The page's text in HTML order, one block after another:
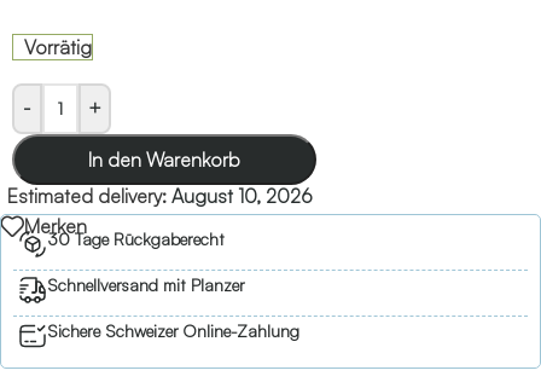
Vorrätig
- +
In den Warenkorb
Estimated delivery: August 10, 2026
Merken
30 Tage Rückgaberecht
Schnellversand mit Planzer
Sichere Schweizer Online-Zahlung